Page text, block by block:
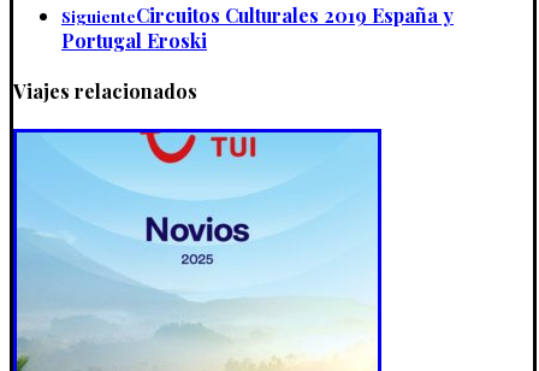
SiguienteCircuitos Culturales 2019 España y
Portugal Eroski
Viajes relacionados